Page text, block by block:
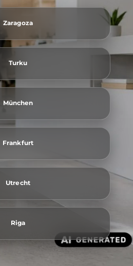
Zaragoza
Turku
München
Frankfurt
Utrecht
Riga